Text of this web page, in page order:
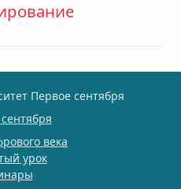
Первое сентября
века
урок